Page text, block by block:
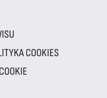
COOKIES